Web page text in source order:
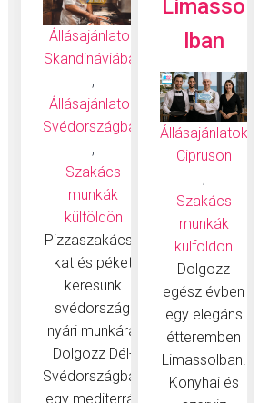
Állásajánlatok
Skandináviában
,
Állásajánlatok
Svédországban
,
Szakács
munkák
külföldön
Pizzaszakácso
kat és péket
keresünk
svédországi
nyári munkára!
Dolgozz Dél-
Svédországban
egy mediterrán
Limasso
lban
Állásajánlatok
Cipruson
,
Szakács
munkák
külföldön
Dolgozz
egész évben
egy elegáns
étteremben
Limassolban!
Konyhai és